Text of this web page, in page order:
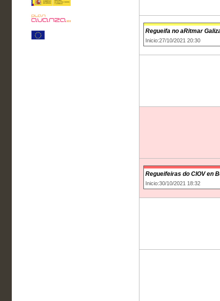
Regueifa no aRitmar
Inicio:27/10/2021 20:30
Regueifeiras do CIOV en
Inicio:30/10/2021 18:32